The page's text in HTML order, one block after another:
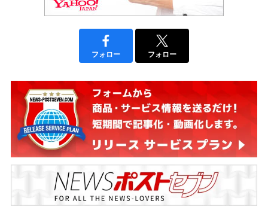
フォロー フォロー